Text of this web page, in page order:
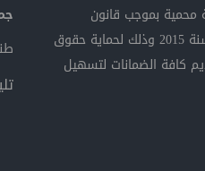
محمية بموجب قانون
الاستثمار المصري رقم (17) لسنة 2015 وذلك لحماية حقوق
كافة الضمانات لتسهيل